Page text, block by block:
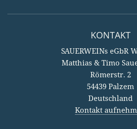
KONTAKT
SAUERWEINs eGbR
Matthias & Timo
Römerstr. 2
54439 Palzem
Deutschland
Kontakt